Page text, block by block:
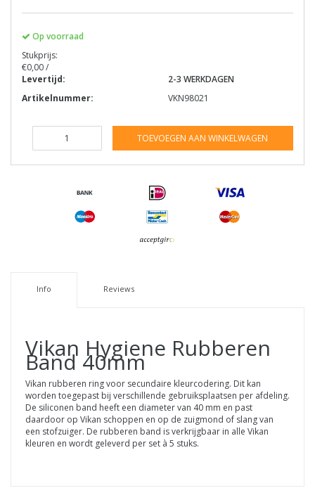
Op voorraad
Stukprijs:
€0,00 /
Levertijd:
2-3 WERKDAGEN
Artikelnummer:
VKN98021
TOEVOEGEN AAN WINKELWAGEN
Info Reviews
Vikan Hygiene Rubberen
Band 40mm
Vikan rubberen ring voor secundaire kleurcodering. Dit kan
worden toegepast bij verschillende gebruiksplaatsen per afdeling.
De siliconen band heeft een diameter van 40 mm en past
daardoor op Vikan schoppen en op de zuigmond of slang van
een stofzuiger. De rubberen band is verkrijgbaar in alle Vikan
kleuren en wordt geleverd per set à 5 stuks.